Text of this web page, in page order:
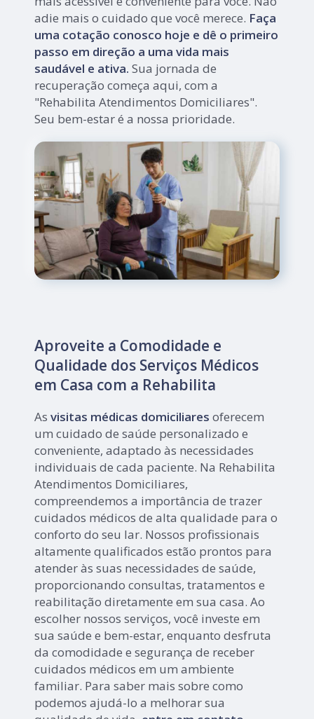
adie mais o cuidado que você merece. Faça
uma cotação conosco hoje e dê o primeiro
passo em direção a uma vida mais
saudável e ativa. Sua jornada de
recuperação começa aqui, com a
"Rehabilita Atendimentos Domiciliares".
Seu bem-estar é a nossa prioridade.
Aproveite a Comodidade e
Qualidade dos Serviços Médicos
em Casa com a Rehabilita
Asvisitas médicas domiciliares oferecem
um cuidado de saúde personalizado e
conveniente, adaptado às necessidades
individuais de cada paciente. Na Rehabilita
Atendimentos Domiciliares,
compreendemos a importância de trazer
cuidados médicos de alta qualidade para o
conforto do seu lar. Nossos profissionais
altamente qualificados estão prontos para
atender às suas necessidades de saúde,
proporcionando consultas, tratamentos e
reabilitação diretamente em sua casa. Ao
escolher nossos serviços, você investe em
sua saúde e bem-estar, enquanto desfruta
da comodidade e segurança de receber
cuidados médicos em um ambiente
familiar. Para saber mais sobre como
podemos ajudá-lo a melhorar sua